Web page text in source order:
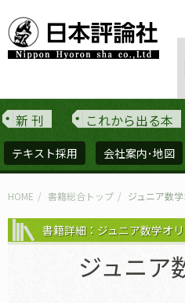
新 刊 これから出る本
テキスト採用 会社案内･地図
HOME 書籍総合トップ ジュニア数
書籍詳細：ジュニア数学オ
ジュニア